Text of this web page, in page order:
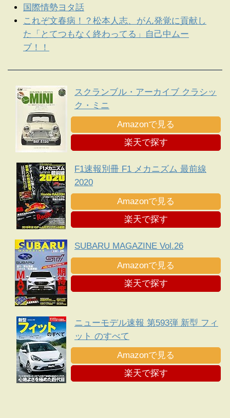
国際情勢ヨタ話
これぞ文春病！？松本人志、がん発覚に貢献し
た「とてつもなく終わってる」自己中ムー
ブ！！
スクランブル・アーカイブ クラシッ
ク・ミニ
Amazonで見る
楽天で探す
F1速報別冊 F1 メカニズム 最前線
2020
Amazonで見る
楽天で探す
SUBARU MAGAZINE Vol.26
Amazonで見る
楽天で探す
ニューモデル速報 第593弾 新型 フィ
ット のすべて
Amazonで見る
楽天で探す